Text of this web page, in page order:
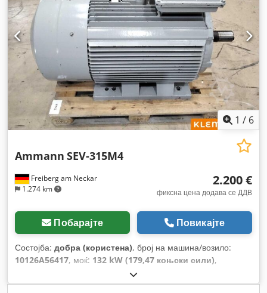
1 / 6
Freiberg am Neckar
1.274 km
Ammann SEV-315M4
2.200 €
фиксна цена додава се ДДВ
Побарајте Повикајте
Состојба: добра (користена), број на машина/возило:
10126A56417, моќ: 132 kW (179,47 коњски сили),
1.490 обр/мин
400 V, влезен струја:228 A, вкупна тежина:1.020 кг, вкупна